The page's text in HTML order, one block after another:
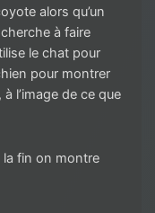
alors qu’un
à faire
le chat pour
pour montrer
l’image de ce que
la fin on montre